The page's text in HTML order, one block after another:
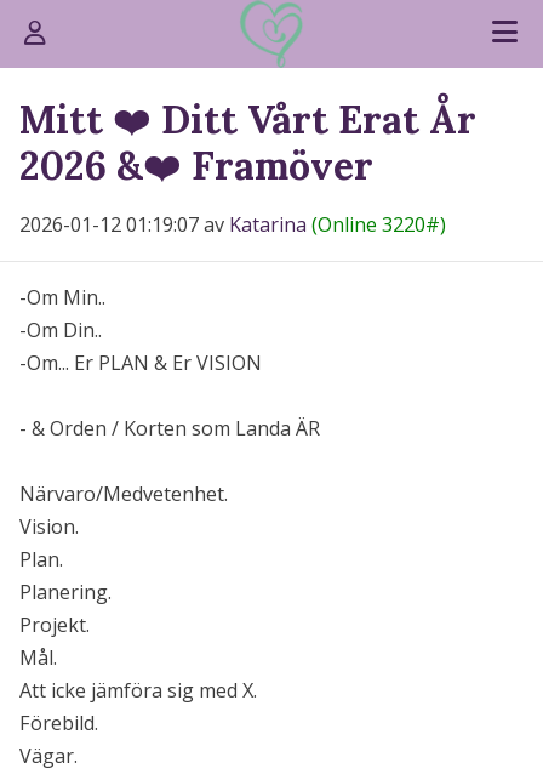
Mitt ❤️ Ditt Vårt Erat År
2026 &❤️ Framöver
2026-01-12 01:19:07 av Katarina (Online 3220#)
-Om Min..
-Om Din..
-Om... Er PLAN & Er VISION
- & Orden / Korten som Landa ÄR
Närvaro/Medvetenhet.
Vision.
Plan.
Planering.
Projekt.
Mål.
Att icke jämföra sig med X.
Förebild.
Vägar.